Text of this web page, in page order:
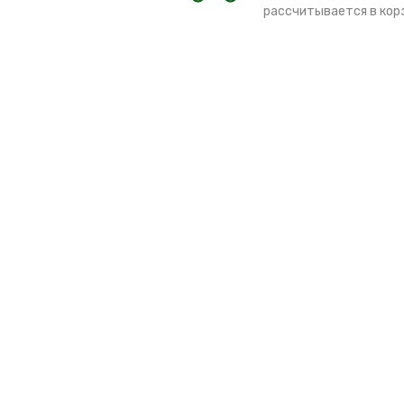
рассчитывается в